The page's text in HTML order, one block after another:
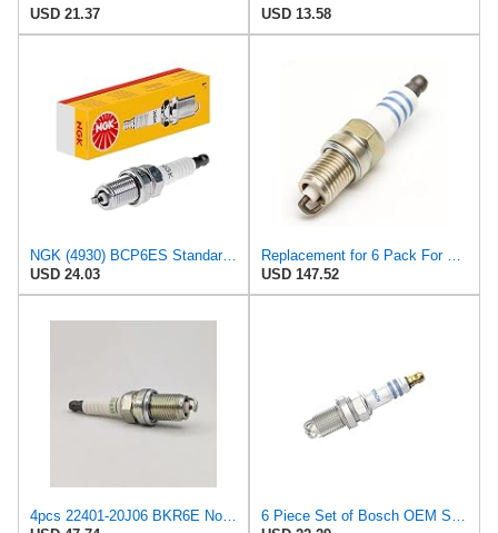
USD 21.37
USD 13.58
NGK (4930) BCP6ES Standard Spark Plug, Pack of 1
USD 24.03
USD 147.52
4pcs 22401-20J06 BKR6E Normal Spark Plug for Nissan Audi Chevy Toyota Bentley Chrysler 2240120J06